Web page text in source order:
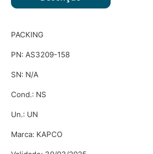
PACKING
PN: AS3209-158
SN: N/A
Cond.: NS
Un.: UN
Marca: KAPCO